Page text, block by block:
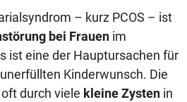
– kurz PCOS – ist
bei Frauen im
ist eine der Hauptursachen für
Kinderwunsch. Die
durch viele kleine Zysten in